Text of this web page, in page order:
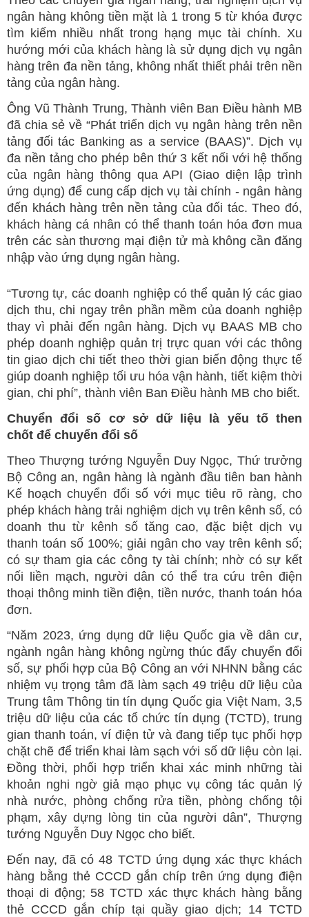
ngân hàng không tiền mặt là 1 trong 5 từ khóa được
tìm kiếm nhiều nhất trong hạng mục tài chính. Xu
hướng mới của khách hàng là sử dụng dịch vụ ngân
hàng trên đa nền tảng, không nhất thiết phải trên nền
tảng của ngân hàng.
Ông Vũ Thành Trung, Thành viên Ban Điều hành MB
đã chia sẻ về “Phát triển dịch vụ ngân hàng trên nền
tảng đối tác Banking as a service (BAAS)”. Dịch vụ
đa nền tảng cho phép bên thứ 3 kết nối với hệ thống
của ngân hàng thông qua API (Giao diện lập trình
ứng dụng) để cung cấp dịch vụ tài chính - ngân hàng
đến khách hàng trên nền tảng của đối tác. Theo đó,
khách hàng cá nhân có thể thanh toán hóa đơn mua
trên các sàn thương mại điện tử mà không cần đăng
nhập vào ứng dụng ngân hàng.
“Tương tự, các doanh nghiệp có thể quản lý các giao
dịch thu, chi ngay trên phần mềm của doanh nghiệp
thay vì phải đến ngân hàng. Dịch vụ BAAS MB cho
phép doanh nghiệp quản trị trực quan với các thông
tin giao dịch chi tiết theo thời gian biến động thực tế
giúp doanh nghiệp tối ưu hóa vận hành, tiết kiệm thời
gian, chi phí”, thành viên Ban Điều hành MB cho biết.
Chuyển đổi số cơ sở dữ liệu là yếu tố then
chốt để chuyển đổi số
Theo Thượng tướng Nguyễn Duy Ngọc, Thứ trưởng
Bộ Công an, ngân hàng là ngành đầu tiên ban hành
Kế hoạch chuyển đổi số với mục tiêu rõ ràng, cho
phép khách hàng trải nghiệm dịch vụ trên kênh số, có
doanh thu từ kênh số tăng cao, đặc biệt dịch vụ
thanh toán số 100%; giải ngân cho vay trên kênh số;
có sự tham gia các công ty tài chính; nhờ có sự kết
nối liền mạch, người dân có thể tra cứu trên điện
thoại thông minh tiền điện, tiền nước, thanh toán hóa
đơn.
“Năm 2023, ứng dụng dữ liệu Quốc gia về dân cư,
ngành ngân hàng không ngừng thúc đẩy chuyển đổi
số, sự phối hợp của Bộ Công an với NHNN bằng các
nhiệm vụ trọng tâm đã làm sạch 49 triệu dữ liệu của
Trung tâm Thông tin tín dụng Quốc gia Việt Nam, 3,5
triệu dữ liệu của các tổ chức tín dụng (TCTD), trung
gian thanh toán, ví điện tử và đang tiếp tục phối hợp
chặt chẽ để triển khai làm sạch với số dữ liệu còn lại.
Đồng thời, phối hợp triển khai xác minh những tài
khoản nghi ngờ giả mạo phục vụ công tác quản lý
nhà nước, phòng chống rửa tiền, phòng chống tội
phạm, xây dựng lòng tin của người dân”, Thượng
tướng Nguyễn Duy Ngọc cho biết.
Đến nay, đã có 48 TCTD ứng dụng xác thực khách
hàng bằng thẻ CCCD gắn chíp trên ứng dụng điện
thoại di động; 58 TCTD xác thực khách hàng bằng
thẻ CCCD gắn chíp tại quầy giao dịch; 14 TCTD